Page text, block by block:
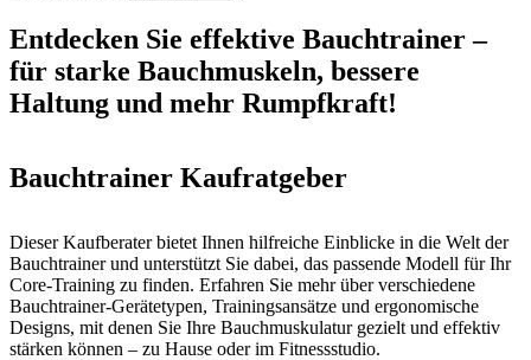
Entdecken Sie effektive Bauchtrainer –
für starke Bauchmuskeln, bessere
Haltung und mehr Rumpfkraft!
Bauchtrainer Kaufratgeber
Dieser Kaufberater bietet Ihnen hilfreiche Einblicke in die Welt der
Bauchtrainer und unterstützt Sie dabei, das passende Modell für Ihr
Core-Training zu finden. Erfahren Sie mehr über verschiedene
Bauchtrainer-Gerätetypen, Trainingsansätze und ergonomische
Designs, mit denen Sie Ihre Bauchmuskulatur gezielt und effektiv
stärken können – zu Hause oder im Fitnessstudio.